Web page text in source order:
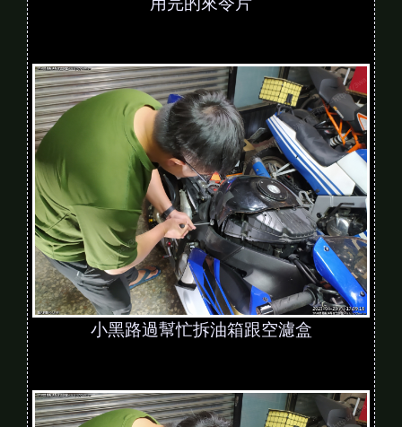
小黑路過幫忙拆油箱跟空濾盒